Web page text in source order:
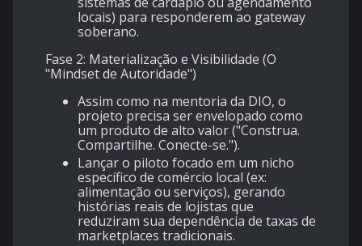
locais) para responderem ao gateway
soberano.
Fase 2: Materialização e Visibilidade (O
"Mindset de Autoridade")
Assim como na mentoria da DIO, o
projeto precisa ser envelopado como
um produto de alto valor ("Construa.
Compartilhe. Conecte-se.").
Lançar o piloto focado em um nicho
específico de comércio local (ex:
alimentação ou serviços), gerando
histórias reais de lojistas que
reduziram sua dependência de taxas de
marketplaces tradicionais.